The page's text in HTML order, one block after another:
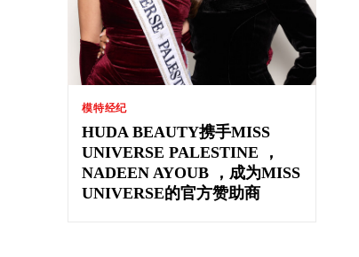
模特经纪
HUDA BEAUTY携手MISS
UNIVERSE PALESTINE ，
NADEEN AYOUB ，成为MISS
UNIVERSE的官方赞助商